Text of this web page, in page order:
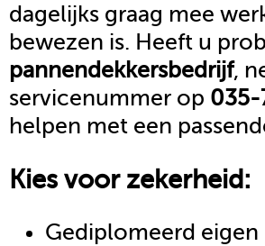
dagelijks graag mee
bewezen is. Heeft u
pannendekkersbedrijf,
servicenummer op 035-
helpen met een
Kies voor zekerheid:
Gediplomeerd eigen